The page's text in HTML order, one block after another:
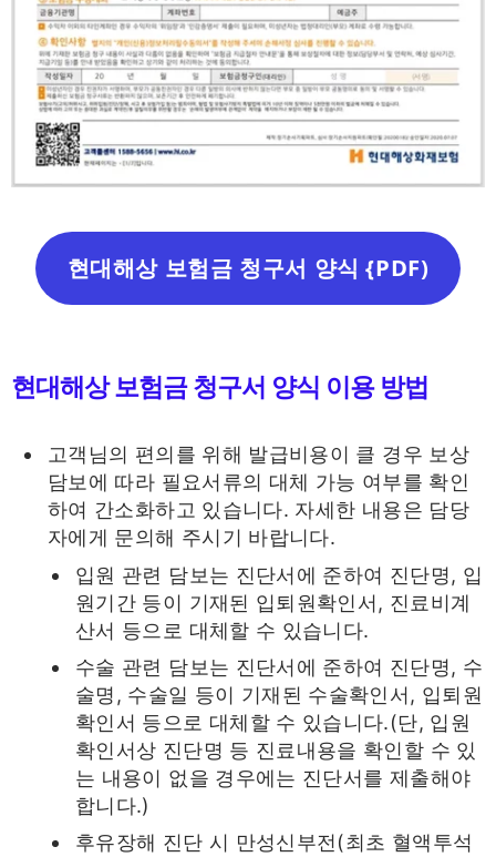
현대해상 보험금 청구서 양식 {PDF)
현대해상 보험금 청구서 양식 이용 방법
고객님의 편의를 위해 발급비용이 클 경우 보상
담보에 따라 필요서류의 대체 가능 여부를 확인
하여 간소화하고 있습니다. 자세한 내용은 담당
자에게 문의해 주시기 바랍니다.
입원 관련 담보는 진단서에 준하여 진단명, 입
원기간 등이 기재된 입퇴원확인서, 진료비계
산서 등으로 대체할 수 있습니다.
수술 관련 담보는 진단서에 준하여 진단명, 수
술명, 수술일 등이 기재된 수술확인서, 입퇴원
확인서 등으로 대체할 수 있습니다.(단, 입원
확인서상 진단명 등 진료내용을 확인할 수 있
는 내용이 없을 경우에는 진단서를 제출해야
합니다.)
후유장해 진단 시 만성신부전(최초 혈액투석